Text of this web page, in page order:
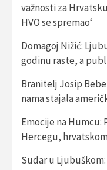
važnosti za
HVO se spremao‘
Domagoj Nižić:
godinu raste, a
Branitelj Josip
nama stajala
Emocije na Humcu:
Hercegu,
Sudar u